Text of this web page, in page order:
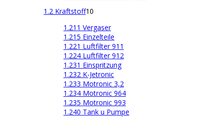
1.2 Kraftstoff10
1.211 Vergaser
1.215 Einzelteile
1.221 Luftfilter 911
1.224 Luftfilter 912
1.231 Einspritzung
1.232 K-Jetronic
1.233 Motronic 3,2
1.234 Motronic 964
1.235 Motronic 993
1.240 Tank u Pumpe